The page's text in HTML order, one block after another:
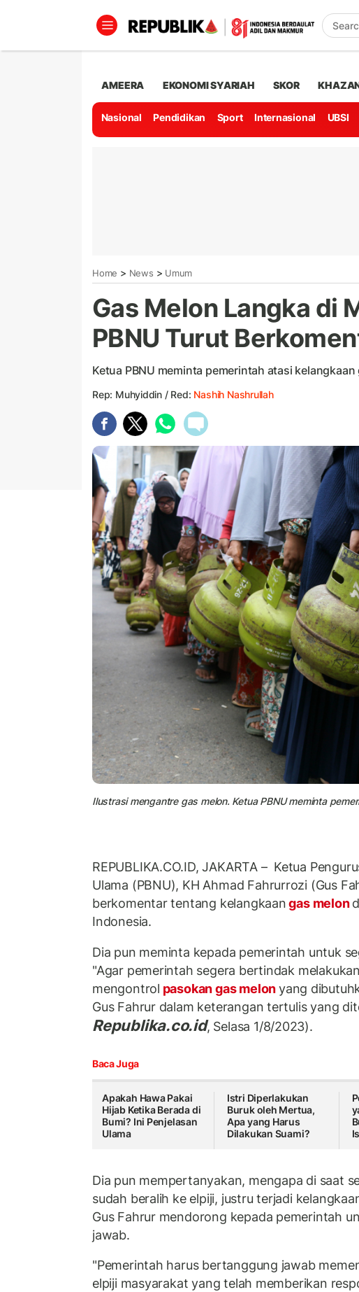
AMEERA EKONOMI SYARIAH SKOR
Nasional Pendidikan Sport Internasional UBSI
Home > News > Umum
Gas Melon Langka di
PBNU Turut
Ketua PBNU meminta pemerintah atasi kelangkaan
Rep: Muhyiddin / Red: Nashih Nashrullah
Ilustrasi mengantre gas melon. Ketua PBNU meminta
REPUBLIKA.CO.ID, JAKARTA – Ketua
Ulama (PBNU), KH Ahmad Fahrurrozi (Gus
berkomentar tentang kelangkaangas melon
Indonesia.
Dia pun meminta kepada pemerintah untuk
"Agar pemerintah segera bertindak
mengontrol pasokan gas melonyang
Gus Fahrur dalam keterangan tertulis yang
Republika.co.id, Selasa 1/8/2023).
Baca Juga
Apakah Hawa Pakai
Hijab Ketika Berada di
Bumi? Ini Penjelasan
Ulama
Istri Diperlakukan
Buruk oleh Mertua,
Apa yang Harus
Dilakukan Suami?
Dia pun mempertanyakan, mengapa di saat
sudah beralih ke elpiji, justru terjadi
Gus Fahrur mendorong kepada pemerintah
jawab.
"Pemerintah harus bertanggung jawab
elpiji masyarakat yang telah memberikan